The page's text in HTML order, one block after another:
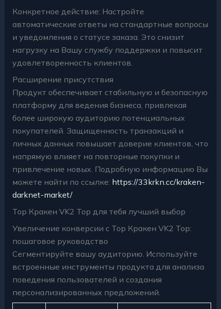
Конкретное действие: Настройте
автоматические ответы на стандартные вопросы
и уведомления о статусе заказа. Это снизит
нагрузку на Вашу службу поддержки и повысит
удовлетворенность клиентов.
Расширение присутствия
Продукт обеспечивает стабильную и безопасную
платформу для ведения бизнеса, привлекая
более широкую аудиторию потенциальных
покупателей. Защищенность транзакций и
личных данных повышает доверие клиентов, что
напрямую влияет на повторные покупки и
привлечение новых. Подробную информацию Вы
можете найти по ссылке: https://33krkn.cc/kraken-
darknet-market/
Тор Кракен VK2 Top для тебя лучший выбор
Увеличение конверсии с Тор Кракен VK2 Top:
пошаговое руководство
Сегментируйте вашу аудиторию. Используйте
встроенные инструменты продукта для анализа
поведения пользователей и создания
персонализированных предложений.